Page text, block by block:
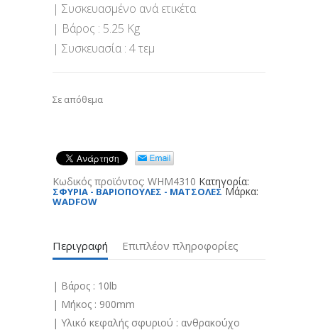
| Συσκευασμένο ανά ετικέτα
| Βάρος : 5.25 Kg
| Συσκευασία : 4 τεμ
Σε απόθεμα
Κωδικός προϊόντος: WHM4310 Κατηγορία:
ΣΦΥΡΙΑ - ΒΑΡΙΟΠΟΥΛΕΣ - ΜΑΤΣΟΛΕΣ Μάρκα:
WADFOW
Περιγραφή Επιπλέον πληροφορίες
| Βάρος : 10lb
| Μήκος : 900mm
| Υλικό κεφαλής σφυριού : ανθρακούχο